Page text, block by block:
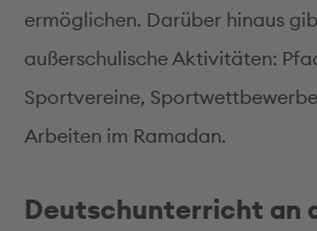
ermöglichen. Darüber hinaus
außerschulische Aktivitäten:
Sportvereine,
Arbeiten im Ramadan.
Deutschunterricht an